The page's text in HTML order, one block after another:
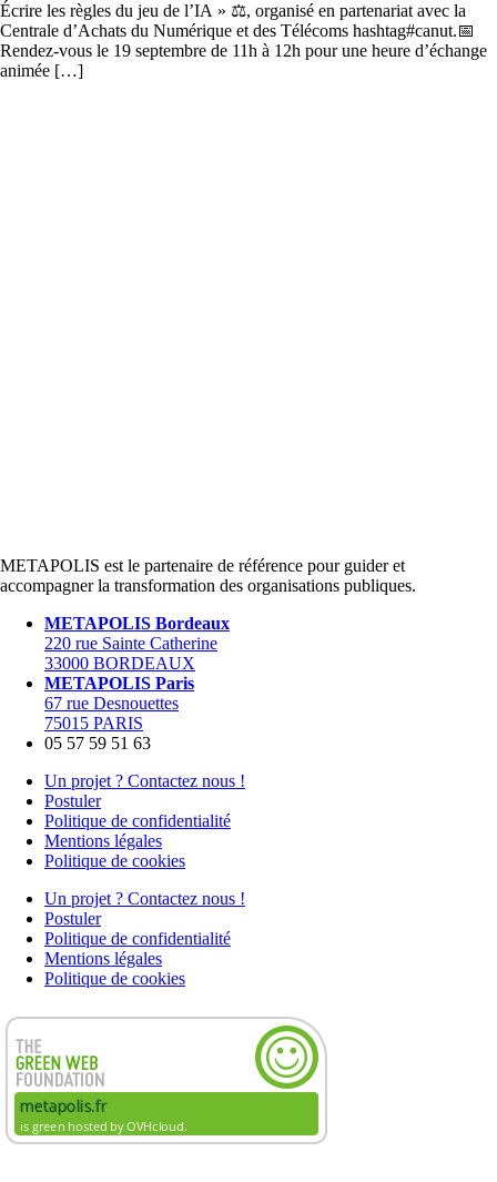
Écrire les règles du jeu de l’IA » ⚖️, organisé en partenariat avec la
Centrale d’Achats du Numérique et des Télécoms hashtag#canut.📅
Rendez-vous le 19 septembre de 11h à 12h pour une heure d’échange
animée […]
METAPOLIS est le partenaire de référence pour guider et
accompagner la transformation des organisations publiques.
METAPOLIS Bordeaux
220 rue Sainte Catherine
33000 BORDEAUX
METAPOLIS Paris
67 rue Desnouettes
75015 PARIS
05 57 59 51 63
Un projet ? Contactez nous !
Postuler
Politique de confidentialité
Mentions légales
Politique de cookies
Un projet ? Contactez nous !
Postuler
Politique de confidentialité
Mentions légales
Politique de cookies